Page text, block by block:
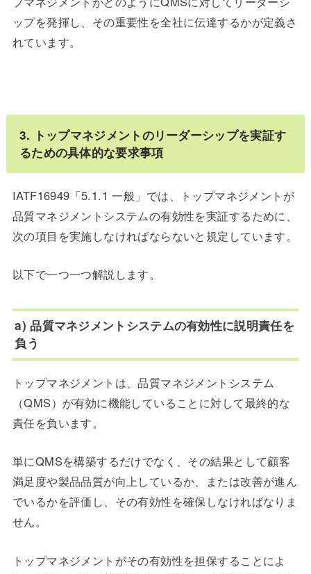
ップを発揮し、その重要性を全社に伝達するかが定義さ
れています。
3. トップマネジメントのリーダーシップを実証す
るための具体的な要求事項
IATF16949「5.1.1 一般」では、トップマネジメントが
品質マネジメントシステムの有効性を実証するために、
次の項目を実施しなければならないと規定しています。
以下で一つ一つ解説します。
a) 品質マネジメントシステムの有効性に説明責任を
負う
トップマネジメントは、品質マネジメントシステム
（QMS）が有効に機能していることに対して最終的な
責任を負います。
単にQMSを構築するだけでなく、その結果として顧客
満足度や製品品質が向上しているか、または改善が進ん
でいるかを評価し、その有効性を確保しなければなりま
せん。
トップマネジメントがその有効性を担保することによ